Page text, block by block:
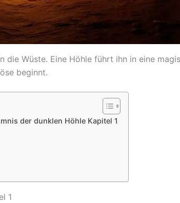
die Wüste. Eine Höhle führt ihn in eine
beginnt.
der dunklen Höhle Kapitel 1
1